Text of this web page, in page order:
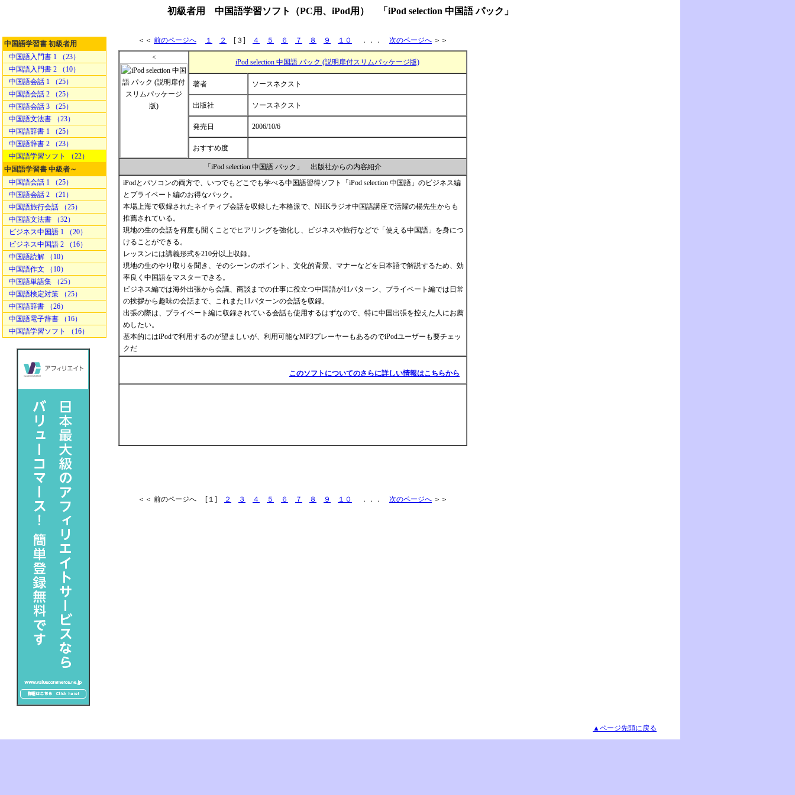
初級者用 中国語学習ソフト（PC用、iPod用） 「iPod selection 中国語 パック」
中国語学習書 初級者用
中国語入門書 1 （23）
中国語入門書 2 （10）
中国語会話 1 （25）
中国語会話 2 （25）
中国語会話 3 （25）
中国語文法書 （23）
中国語辞書 1 （25）
中国語辞書 2 （23）
中国語学習ソフト （22）
中国語学習書 中級者～
中国語会話 1 （25）
中国語会話 2 （21）
中国語旅行会話 （25）
中国語文法書 （32）
ビジネス中国語 1 （20）
ビジネス中国語 2 （16）
中国語読解 （10）
中国語作文 （10）
中国語単語集 （25）
中国語検定対策 （25）
中国語辞書 （26）
中国語電子辞書 （16）
中国語学習ソフト （16）
＜＜ 前のページへ １ ２ [３] ４ ５ ６ ７ ８ ９ １０ ．．． 次のページへ ＞＞
<
iPod selection 中国語 パック (説明扉付スリムパッケージ版)
著者 ソースネクスト
出版社 ソースネクスト
発売日 2006/10/6
おすすめ度
「iPod selection 中国語 パック」 出版社からの内容紹介
iPodとパソコンの両方で、いつでもどこでも学べる中国語習得ソフト「iPod selection 中国語」のビジネス編
とプライベート編のお得なパック。
本場上海で収録されたネイティブ会話を収録した本格派で、NHKラジオ中国語講座で活躍の楊先生からも
推薦されている。
現地の生の会話を何度も聞くことでヒアリングを強化し、ビジネスや旅行などで「使える中国語」を身につ
けることができる。
レッスンには講義形式を210分以上収録。
現地の生のやり取りを聞き、そのシーンのポイント、文化的背景、マナーなどを日本語で解説するため、効
率良く中国語をマスターできる。
ビジネス編では海外出張から会議、商談までの仕事に役立つ中国語が11パターン、プライベート編では日常
の挨拶から趣味の会話まで、これまた11パターンの会話を収録。
出張の際は、プライベート編に収録されている会話も使用するはずなので、特に中国出張を控えた人にお薦
めしたい。
基本的にはiPodで利用するのが望ましいが、利用可能なMP3プレーヤーもあるのでiPodユーザーも要チェッ
クだ
このソフトについてのさらに詳しい情報はこちらから
＜＜ 前のページへ [１] ２ ３ ４ ５ ６ ７ ８ ９ １０ ．．． 次のページへ ＞＞
▲ページ先頭に戻る